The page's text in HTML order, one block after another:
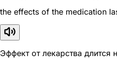
the effects of the medication
Эффект от лекарства длится